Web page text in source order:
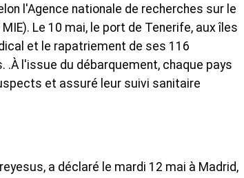
l'Agence nationale de recherches sur le
Le 10 mai, le port de Tenerife, aux îles
et le rapatriement de ses 116
l'issue du débarquement, chaque pays
et assuré leur suivi sanitaire
a déclaré le mardi 12 mai à Madrid,